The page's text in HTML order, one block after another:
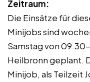
Zeitraum:
Die Einsätze für
Minijobs sind
Samstag von
Heilbronn geplant.
Minijob, als Teilzeit